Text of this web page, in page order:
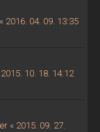
« 2016. 04. 09. 13:35
2015. 10. 18. 14:12
« 2015. 09. 27.